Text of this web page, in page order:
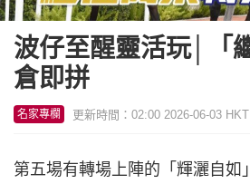
波仔至醒靈活玩│「
倉即拼
名家專欄 更新時間：02:00 2026-06-03 HKT
第五場有轉場上陣的「輝灑自如